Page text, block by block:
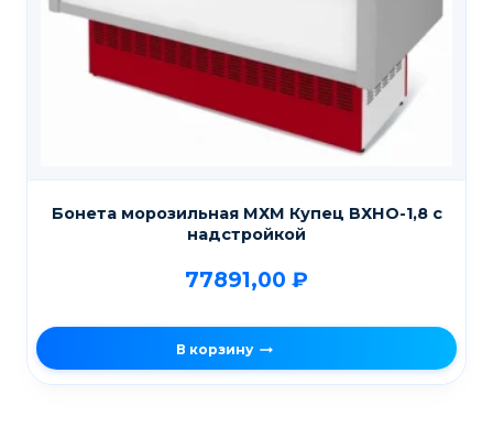
Бонета морозильная МХМ Купец ВХНО-1,8 с
надстройкой
77891,00 ₽
В корзину